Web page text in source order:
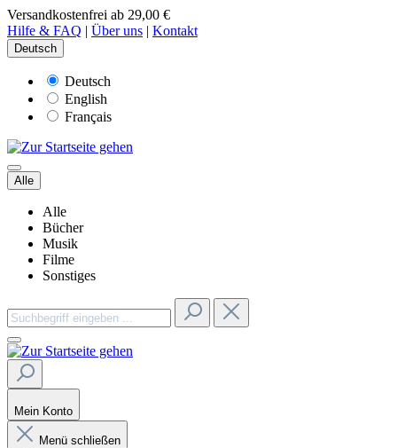
Versandkostenfrei ab 29,00 €
Hilfe & FAQ | Über uns | Kontakt
Deutsch
Deutsch
English
Français
Alle
Alle
Bücher
Musik
Filme
Sonstiges
Mein Konto
Menü schließen